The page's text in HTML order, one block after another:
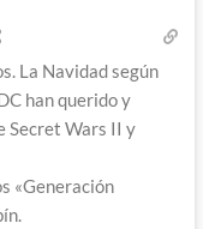
La Navidad según
han querido y
Secret Wars II y
«Generación